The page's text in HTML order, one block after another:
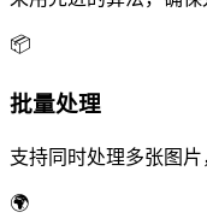
📦
批量处理
支持同时处理多张图
🌍